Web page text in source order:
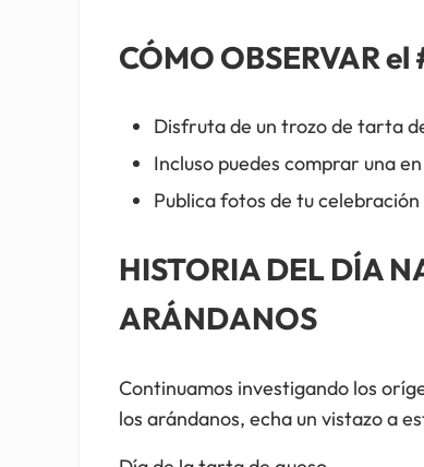
CÓMO OBSERVAR
Disfruta de un trozo de tarta
Incluso puedes comprar una
Publica fotos de tu
HISTORIA DEL DÍA
ARÁNDANOS
Continuamos investigando los
los arándanos, echa un vistazo a